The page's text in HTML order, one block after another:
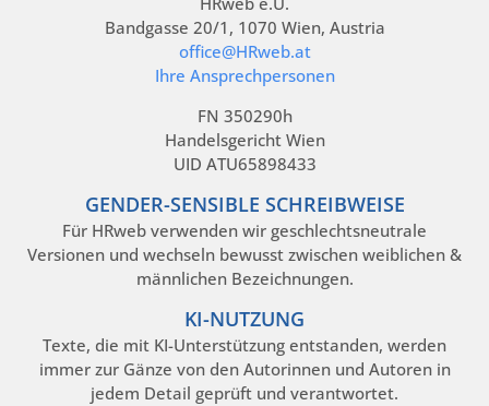
Bandgasse 20/1, 1070 Wien, Austria
office@HRweb.at
Ihre Ansprechpersonen
FN 350290h
Handelsgericht Wien
UID ATU65898433
GENDER-SENSIBLE SCHREIBWEISE
Für HRweb verwenden wir geschlechtsneutrale
Versionen und wechseln bewusst zwischen weiblichen &
männlichen Bezeichnungen.
KI-NUTZUNG
Texte, die mit KI-Unterstützung entstanden, werden
immer zur Gänze von den Autorinnen und Autoren in
jedem Detail geprüft und verantwortet.